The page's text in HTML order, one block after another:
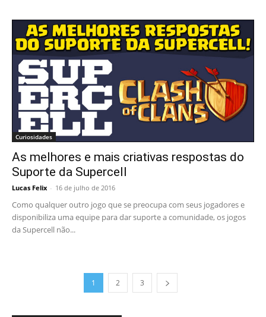
Curiosidades
As melhores e mais criativas respostas do
Suporte da Supercell
Lucas Felix - 16 de julho de 2016
Como qualquer outro jogo que se preocupa com seus jogadores e
disponibiliza uma equipe para dar suporte a comunidade, os jogos
da Supercell não...
1 2 3